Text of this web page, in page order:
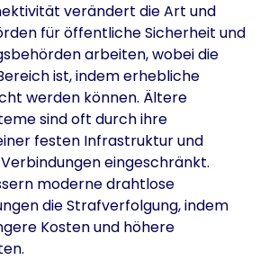
verändert die Art und
für öffentliche Sicherheit und
arbeiten, wobei die
ist, indem erhebliche
werden können. Ältere
sind oft durch ihre
festen Infrastruktur und
eingeschränkt.
moderne drahtlose
die Strafverfolgung, indem
Kosten und höhere